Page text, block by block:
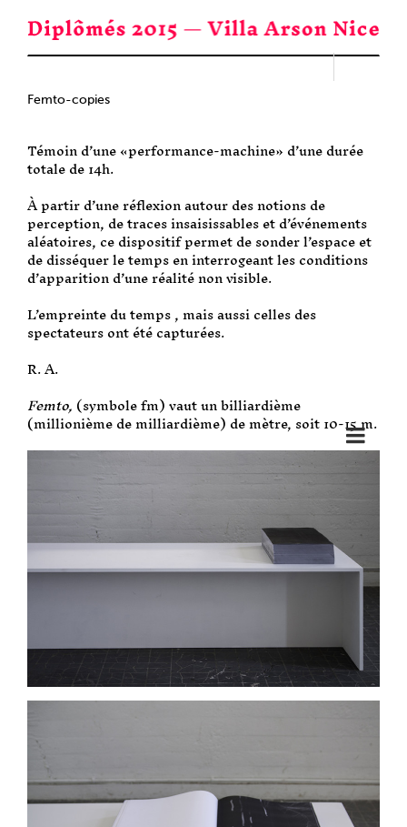
Femto-copies
Témoin d’une «performance-machine» d’une durée
totale de 14h.
À partir d’une réflexion autour des notions de
perception, de traces insaisissables et d’événements
aléatoires, ce dispositif permet de sonder l’espace et
de disséquer le temps en interrogeant les conditions
d’apparition d’une réalité non visible.
L’empreinte du temps , mais aussi celles des
spectateurs ont été capturées.
R. A.
Femto,(symbole fm) vaut un billiardième
(millionième de milliardième) de mètre, soit 10-15 m.